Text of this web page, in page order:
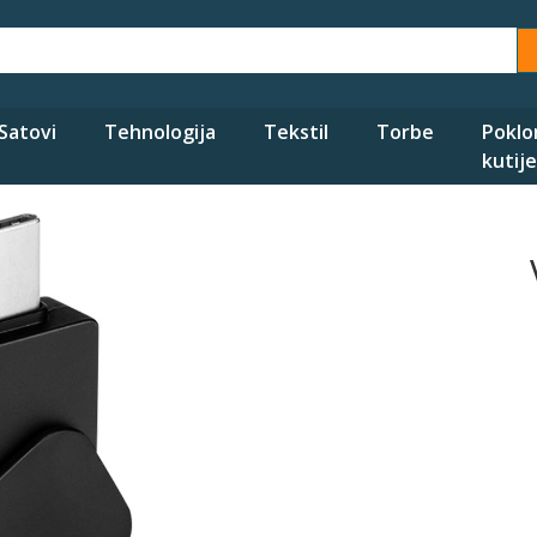
Satovi Tehnologija Tekstil Torbe
kutije